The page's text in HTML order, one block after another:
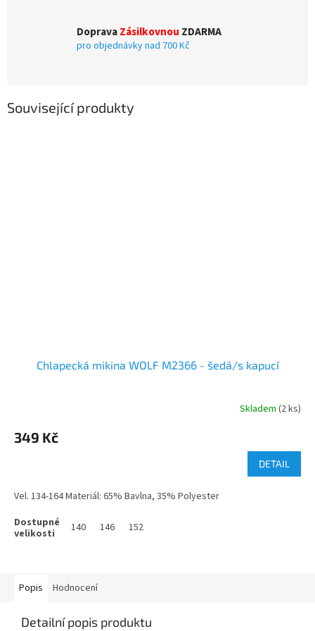
DopravaZásilkovnou ZDARMA
pro objednávky nad 700 Kč
Související produkty
Chlapecká mikina WOLF M2366 - šedá/s kapucí
Skladem (2 ks)
349 Kč
DETAIL
Vel. 134-164 Materiál: 65% Bavlna, 35% Polyester
140 146 152
Popis Hodnocení
Detailní popis produktu